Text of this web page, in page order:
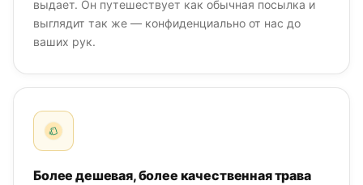
выдает. Он путешествует как обычная посылка и
выглядит так же — конфиденциально от нас до
ваших рук.
Более дешевая, более качественная трава